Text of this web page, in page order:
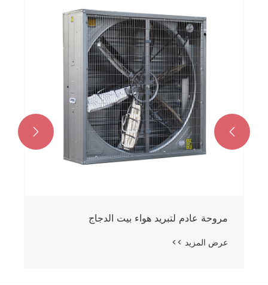
مروحة عادم لتبريد هواء بيت الدجاج
عرض المزيد >>

